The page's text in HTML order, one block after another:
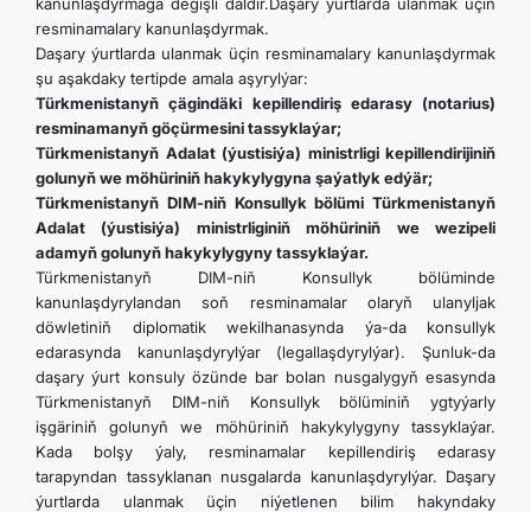
resminamalary kanunlaşdyrmak.
Daşary ýurtlarda ulanmak üçin resminamalary kanunlaşdyrmak
şu aşakdaky tertipde amala aşyrylýar:
Türkmenistanyň çägindäki kepillendiriş edarasy (notarius)
resminamanyň göçürmesini tassyklaýar;
Türkmenistanyň Adalat (ýustisiýa) ministrligi kepillendirijiniň
golunyň we möhüriniň hakykylygyna şaýatlyk edýär;
Türkmenistanyň DIM-niň Konsullyk bölümi Türkmenistanyň
Adalat (ýustisiýa) ministrliginiň möhüriniň we wezipeli
adamyň golunyň hakykylygyny tassyklaýar.
Türkmenistanyň DIM-niň Konsullyk bölüminde
kanunlaşdyrylandan soň resminamalar olaryň ulanyljak
döwletiniň diplomatik wekilhanasynda ýa-da konsullyk
edarasynda kanunlaşdyrylýar (legallaşdyrylýar). Şunluk-da
daşary ýurt konsuly özünde bar bolan nusgalygyň esasynda
Türkmenistanyň DIM-niň Konsullyk bölüminiň ygtyýarly
işgäriniň golunyň we möhüriniň hakykylygyny tassyklaýar.
Kada bolşy ýaly, resminamalar kepillendiriş edarasy
tarapyndan tassyklanan nusgalarda kanunlaşdyrylýar. Daşary
ýurtlarda ulanmak üçin niýetlenen bilim hakyndaky